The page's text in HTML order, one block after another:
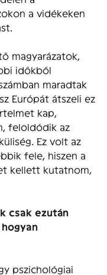
a vidékeken
magyarázatok,
időkből
maradtak
Európát átszeli ez
kap,
feloldódik az
Ez volt az
fele, hiszen a
kellett kutatnom,
csak ez­után
pszichológiai